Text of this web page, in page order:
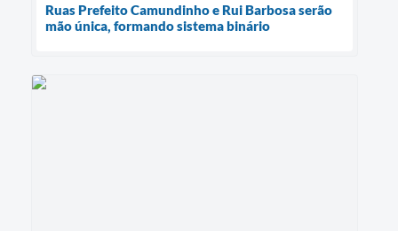
Ruas Prefeito Camundinho e Rui Barbosa serão
mão única, formando sistema binário